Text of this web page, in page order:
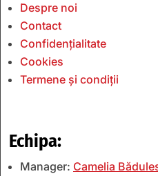
Despre noi
Contact
Confidențialitate
Cookies
Termene și condiții
Echipa:
Manager: Camelia